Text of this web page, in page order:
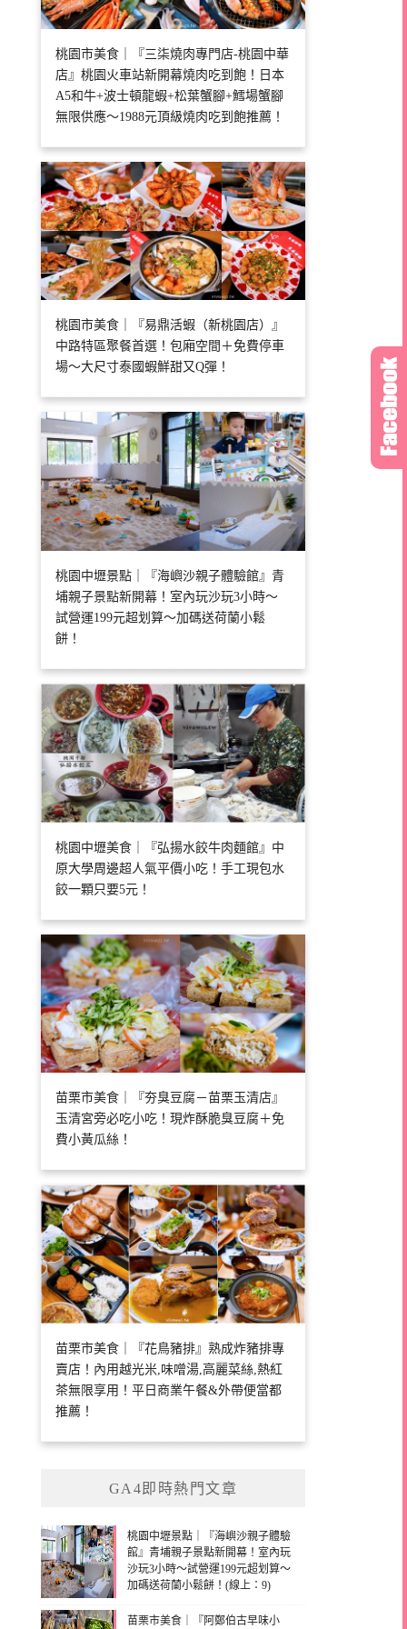
桃園市美食｜『三柒燒肉專門店-桃園中華
店』桃園火車站新開幕燒肉吃到飽！日本
A5和牛+波士頓龍蝦+松葉蟹腳+鱈場蟹腳
無限供應～1988元頂級燒肉吃到飽推薦！
桃園市美食｜『易鼎活蝦（新桃園店）』
中路特區聚餐首選！包廂空間＋免費停車
場～大尺寸泰國蝦鮮甜又Q彈！
桃園中壢景點｜『海嶼沙親子體驗館』青
埔親子景點新開幕！室內玩沙玩3小時～
試營運199元超划算～加碼送荷蘭小鬆
餅！
桃園中壢美食｜『弘揚水餃牛肉麵館』中
原大學周邊超人氣平價小吃！手工現包水
餃一顆只要5元！
苗栗市美食｜『夯臭豆腐－苗栗玉清店』
玉清宮旁必吃小吃！現炸酥脆臭豆腐＋免
費小黃瓜絲！
苗栗市美食｜『花鳥豬排』熟成炸豬排專
賣店！內用越光米,味噌湯,高麗菜絲,熱紅
茶無限享用！平日商業午餐&外帶便當都
推薦！
GA4即時熱門文章
桃園中壢景點｜『海嶼沙親子體驗
館』青埔親子景點新開幕！室內玩
沙玩3小時～試營運199元超划算～
加碼送荷蘭小鬆餅！(線上：9)
苗栗市美食｜『阿鄭伯古早味小